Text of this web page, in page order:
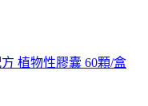
植物性膠囊 60顆/盒